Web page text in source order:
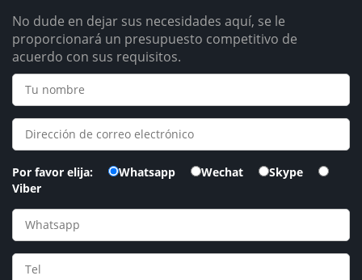
No dude en dejar sus necesidades aquí, se le
proporcionará un presupuesto competitivo de
acuerdo con sus requisitos.
Por favor elija: Whatsapp Wechat
Skype
Viber